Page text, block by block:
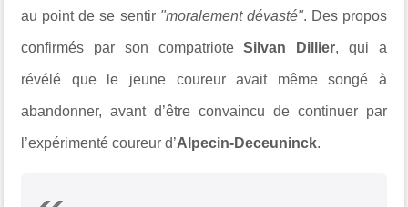
au point de se sentir "moralement dévasté". Des propos
confirmés par son compatrioteSilvan Dillier, qui a
révélé que le jeune coureur avait même songé à
abandonner, avant d’être convaincu de continuer par
l’expérimenté coureur d’Alpecin-Deceuninck.